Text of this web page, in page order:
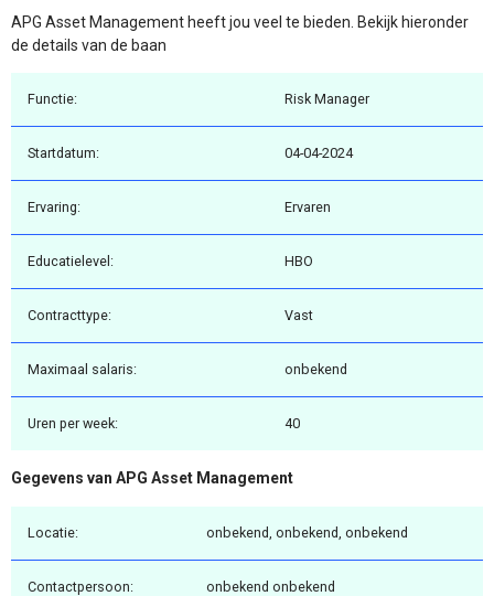
APG Asset Management heeft jou veel te bieden. Bekijk hieronder
de details van de baan
Functie: Risk Manager
Startdatum: 04-04-2024
Ervaring: Ervaren
Educatielevel: HBO
Contracttype: Vast
Maximaal salaris: onbekend
Uren per week: 40
Gegevens van APG Asset Management
Locatie: onbekend, onbekend, onbekend
Contactpersoon: onbekend onbekend